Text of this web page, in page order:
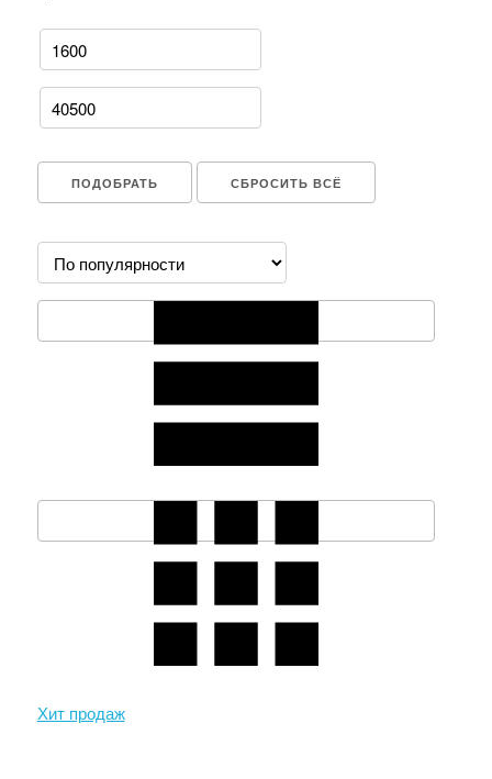
ПОДОБРАТЬ СБРОСИТЬ ВСЁ
Хит продаж